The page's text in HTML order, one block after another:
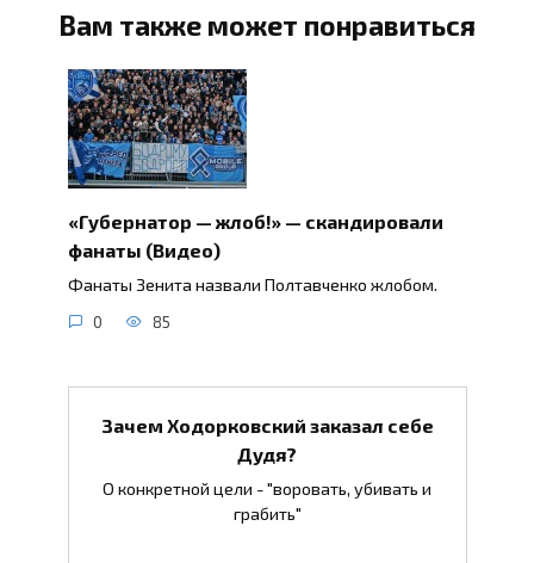
Вам также может понравиться
«Губернатор — жлоб!» — скандировали
фанаты (Видео)
Фанаты Зенита назвали Полтавченко жлобом.
0 85
Зачем Ходорковский заказал себе
Дудя?
О конкретной цели - "воровать, убивать и
грабить"